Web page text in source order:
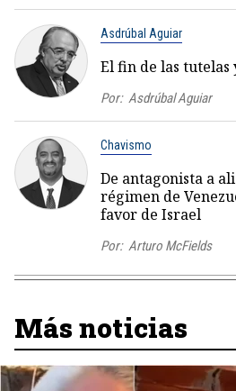
Asdrúbal Aguiar
El fin de las tutelas
Por: Asdrúbal Aguiar
Chavismo
De antagonista a
régimen de
favor de Israel
Por: Arturo McFields
Más noticias